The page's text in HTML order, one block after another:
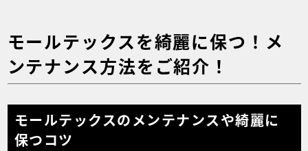
コラム
FAQ
講習会・説明会
お問い合わせ
事例登録フォーム
モールテックスを綺麗に保つ！メ
ンテナンス方法をご紹介！
モールテックスのメンテナンスや綺麗に
保つコツ